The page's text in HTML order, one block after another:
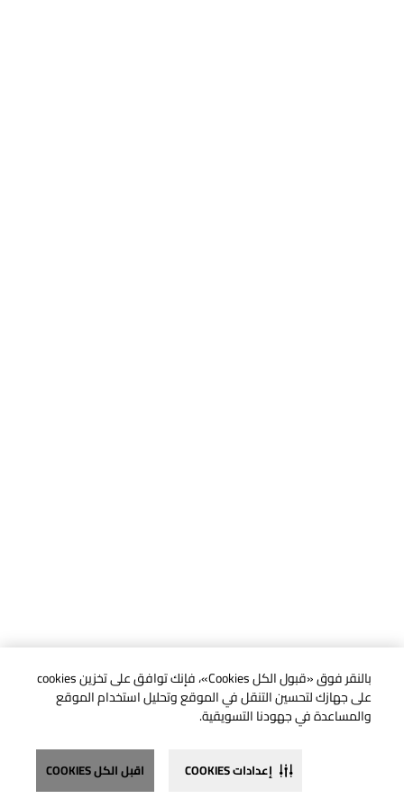
بالنقر فوق «قبول الكل Cookies»، فإنك توافق على تخزين cookies
على جهازك لتحسين التنقل في الموقع وتحليل استخدام الموقع
والمساعدة في جهودنا التسويقية.
اقبل الكل COOKIES إعدادات COOKIES